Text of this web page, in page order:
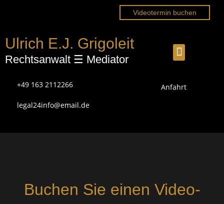
Videotermin buchen
Ulrich E.J. Grigoleit
Rechtsanwalt ☰ Mediator
+49 163 2112266
legal24info@email.de
Anfahrt
Buchen Sie einen Video-